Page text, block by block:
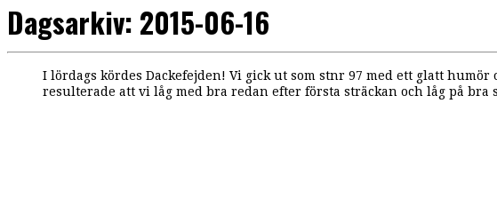
Dagsarkiv: 2015-06-16
I lördags kördes Dackefejden! Vi gick ut som stnr 97 med ett glatt
resulterade att vi låg med bra redan efter första sträckan och låg på bra